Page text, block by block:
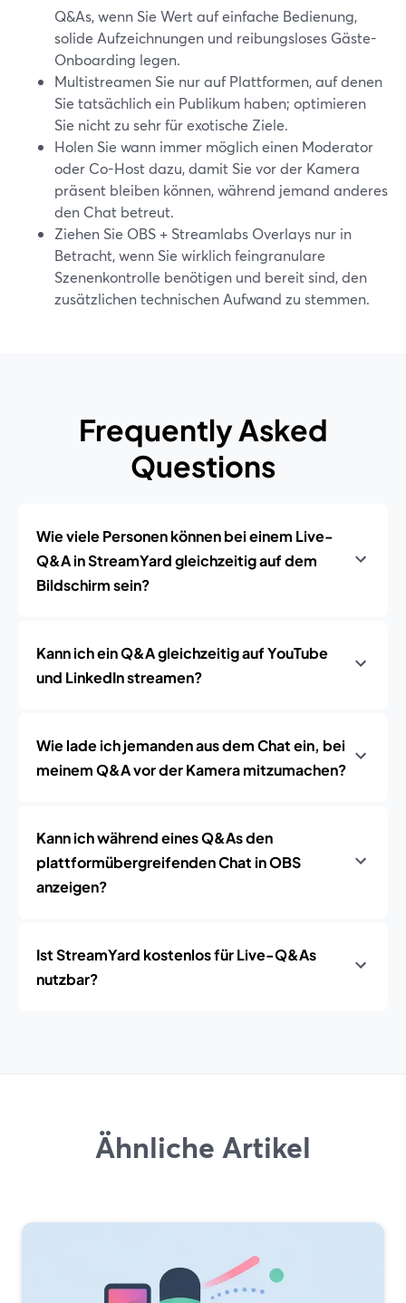
Q&As, wenn Sie Wert auf einfache Bedienung,
solide Aufzeichnungen und reibungsloses Gäste-
Onboarding legen.
Multistreamen Sie nur auf Plattformen, auf denen
Sie tatsächlich ein Publikum haben; optimieren
Sie nicht zu sehr für exotische Ziele.
Holen Sie wann immer möglich einen Moderator
oder Co-Host dazu, damit Sie vor der Kamera
präsent bleiben können, während jemand anderes
den Chat betreut.
Ziehen Sie OBS + Streamlabs Overlays nur in
Betracht, wenn Sie wirklich feingranulare
Szenenkontrolle benötigen und bereit sind, den
zusätzlichen technischen Aufwand zu stemmen.
Frequently Asked
Questions
Wie viele Personen können bei einem Live-
Q&A in StreamYard gleichzeitig auf dem
Bildschirm sein?
Kann ich ein Q&A gleichzeitig auf YouTube
und LinkedIn streamen?
Wie lade ich jemanden aus dem Chat ein, bei
meinem Q&A vor der Kamera mitzumachen?
Kann ich während eines Q&As den
plattformübergreifenden Chat in OBS
anzeigen?
Ist StreamYard kostenlos für Live-Q&As
nutzbar?
Ähnliche Artikel